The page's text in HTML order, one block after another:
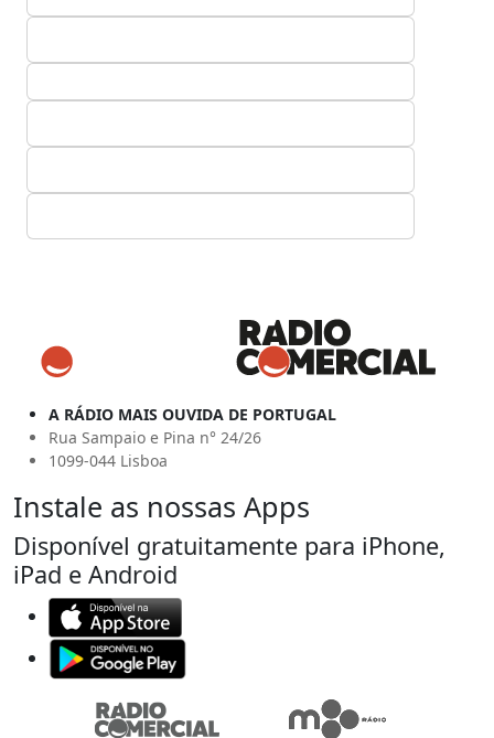
A RÁDIO MAIS OUVIDA DE PORTUGAL
Rua Sampaio e Pina n° 24/26
1099-044 Lisboa
Instale as nossas Apps
Disponível gratuitamente para iPhone,
iPad e Android